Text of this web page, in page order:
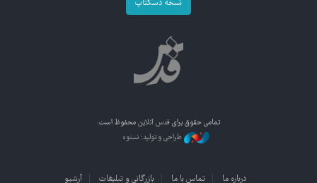
نسخه دسکتاپ
تمامی حقوق برای قدس آنلاین محفوظ است.
طراحی و تولید: نستوه
درباره ما تماس با ما بازرگانی و تبلیغات آرشیو